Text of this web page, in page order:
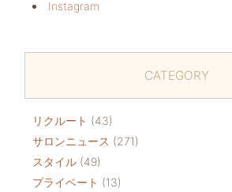
Instagram
CATEGORY
リクルート (43)
サロンニュース (271)
スタイル (49)
プライベート (13)